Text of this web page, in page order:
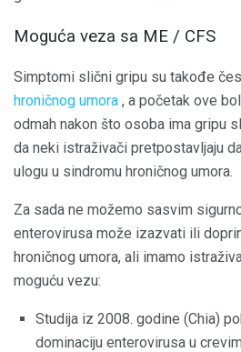
Moguća veza sa ME / CFS
Simptomi slični gripu su takođe
hroničnog umora , a početak ove
odmah nakon što osoba ima gripu
da neki istraživači pretpostavljaju
ulogu u sindromu hroničnog umora.
Za sada ne možemo sasvim
enterovirusa može izazvati ili
hroničnog umora, ali imamo
moguću vezu:
Studija iz 2008. godine (Chia)
dominaciju enterovirusa u